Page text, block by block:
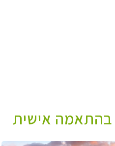
בהתאמה אישית